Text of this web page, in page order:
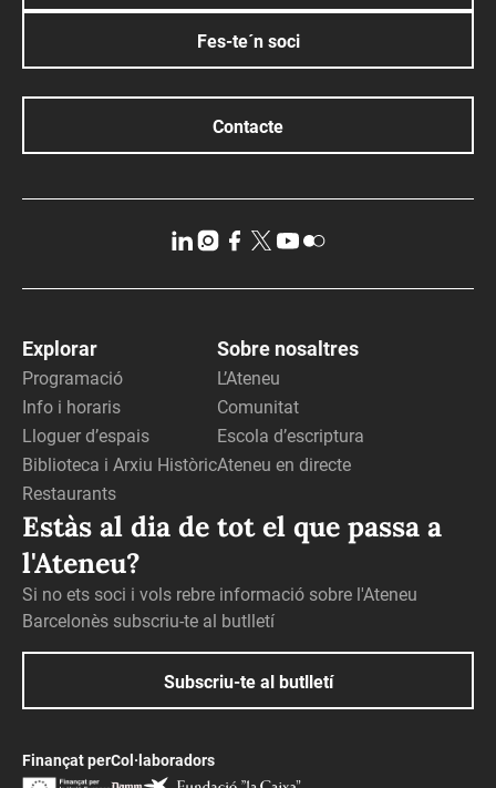
Fes-te´n soci
Contacte
Explorar
Programació
Info i horaris
Lloguer d’espais
Biblioteca i Arxiu Històric
Restaurants
Sobre nosaltres
L’Ateneu
Comunitat
Escola d’escriptura
Ateneu en directe
Estàs al dia de tot el que passa a
l'Ateneu?
Si no ets soci i vols rebre informació sobre l'Ateneu
Barcelonès subscriu-te al butlletí
Subscriu-te al butlletí
Finançat perCol·laboradors